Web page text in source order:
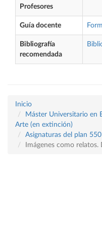
Profesores
Guía docente
Bibliografía
recomendada
Inicio
Máster Universitario en
Arte (en extinción)
Asignaturas del plan 550
Imágenes como